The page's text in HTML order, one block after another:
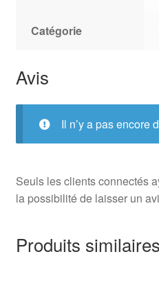
Catégorie
Avis
Il n’y a pas encore
Seuls les clients connectés
la possibilité de laisser un
Produits similaires